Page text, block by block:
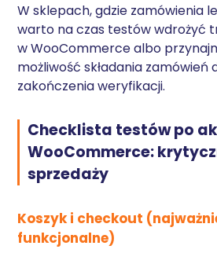
W sklepach, gdzie zamówienia
warto na czas testów wdrożyć
w WooCommerce albo
możliwość składania zamówień
zakończenia weryfikacji.
Checklista testów po
WooCommerce:
sprzedaży
Koszyk i checkout
funkcjonalne)